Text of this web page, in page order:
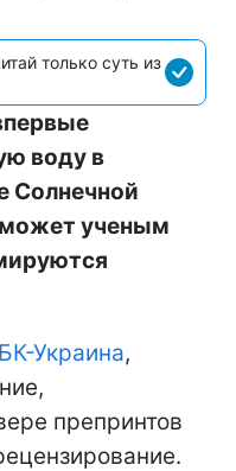
только суть из
воду в
Солнечной
ученым
Украина,
препринтов